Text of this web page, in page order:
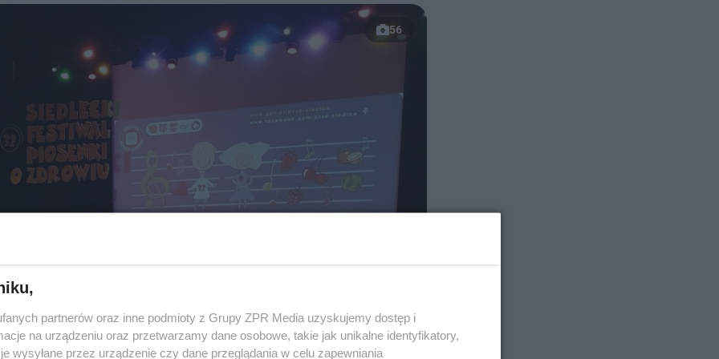
56
partnerów oraz inne podmioty z Grupy ZPR Media uzyskujemy dostęp i
na urządzeniu oraz przetwarzamy dane osobowe, takie jak unikalne identyfikatory,
wysyłane przez urządzenie czy dane przeglądania w celu zapewniania